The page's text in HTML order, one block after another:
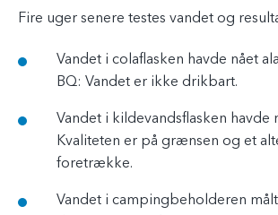
Fire uger senere testes vandet og
Vandet i colaflasken havde nået
BQ: Vandet er ikke drikbart.
Vandet i kildevandsflasken havde
Kvaliteten er på grænsen og et
foretrække.
Vandet i campingbeholderen